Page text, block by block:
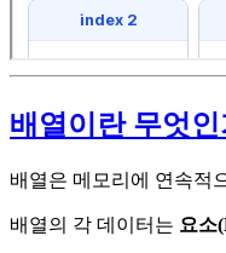
배열이란 무엇인
배열은 메모리에 연속적
배열의 각 데이터는 요소